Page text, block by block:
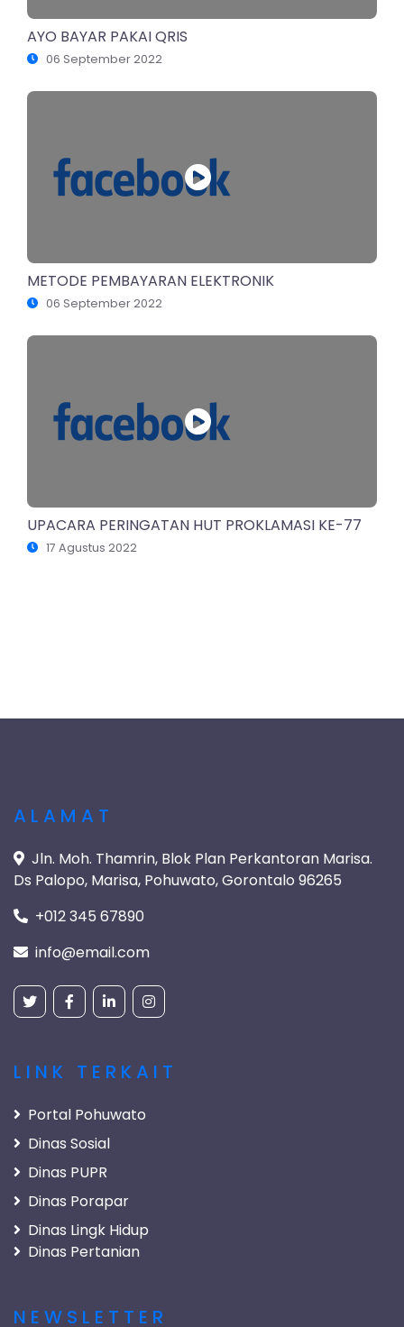
AYO BAYAR PAKAI QRIS
06 September 2022
METODE PEMBAYARAN ELEKTRONIK
06 September 2022
UPACARA PERINGATAN HUT PROKLAMASI KE-77
17 Agustus 2022
ALAMAT
Jln. Moh. Thamrin, Blok Plan Perkantoran Marisa.
Ds Palopo, Marisa, Pohuwato, Gorontalo 96265
+012 345 67890
info@email.com
LINK TERKAIT
Portal Pohuwato
Dinas Sosial
Dinas PUPR
Dinas Porapar
Dinas Lingk Hidup
Dinas Pertanian
NEWSLETTER